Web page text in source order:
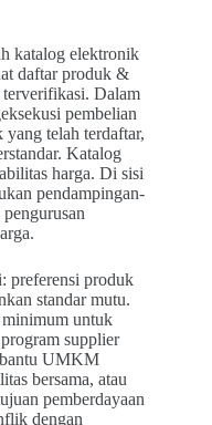
katalog elektronik
daftar produk &
terverifikasi. Dalam
pembelian
telah terdaftar,
Katalog
harga. Di sisi
pendampingan-
preferensi produk
standar mutu.
minimum untuk
supplier
UMKM
bersama, atau
pemberdayaan
dengan